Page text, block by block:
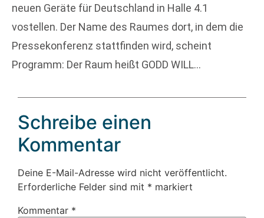
neuen Geräte für Deutschland in Halle 4.1
vostellen. Der Name des Raumes dort, in dem die
Pressekonferenz stattfinden wird, scheint
Programm: Der Raum heißt GODD WILL…
Schreibe einen
Kommentar
Deine E-Mail-Adresse wird nicht veröffentlicht.
Erforderliche Felder sind mit * markiert
Kommentar *